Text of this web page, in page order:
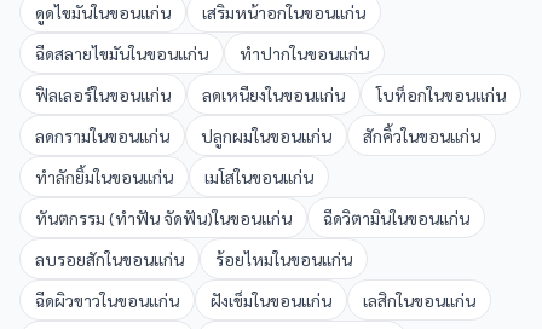
ดูดไขมันในขอนแก่น เสริมหน้าอกในขอนแก่น
ฉีดสลายไขมันในขอนแก่น ทำปากในขอนแก่น
ฟิลเลอร์ในขอนแก่น ลดเหนียงในขอนแก่น โบท็อกในขอนแก่น
ลดกรามในขอนแก่น ปลูกผมในขอนแก่น สักคิ้วในขอนแก่น
ทำลักยิ้มในขอนแก่น เมโสในขอนแก่น
ทันตกรรม (ทำฟัน จัดฟัน)ในขอนแก่น ฉีดวิตามินในขอนแก่น
ลบรอยสักในขอนแก่น ร้อยไหมในขอนแก่น
ฉีดผิวขาวในขอนแก่น ฝังเข็มในขอนแก่น เลสิกในขอนแก่น